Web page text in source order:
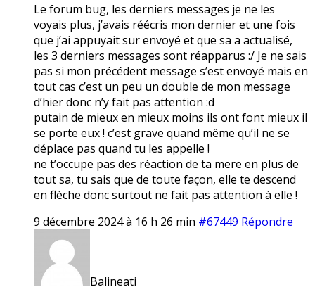
Le forum bug, les derniers messages je ne les
voyais plus, j’avais réécris mon dernier et une fois
que j’ai appuyait sur envoyé et que sa a actualisé,
les 3 derniers messages sont réapparus :/ Je ne sais
pas si mon précédent message s’est envoyé mais en
tout cas c’est un peu un double de mon message
d’hier donc n’y fait pas attention :d
putain de mieux en mieux moins ils ont font mieux il
se porte eux ! c’est grave quand même qu’il ne se
déplace pas quand tu les appelle !
ne t’occupe pas des réaction de ta mere en plus de
tout sa, tu sais que de toute façon, elle te descend
en flèche donc surtout ne fait pas attention à elle !
9 décembre 2024 à 16 h 26 min #67449 Répondre
Balineati